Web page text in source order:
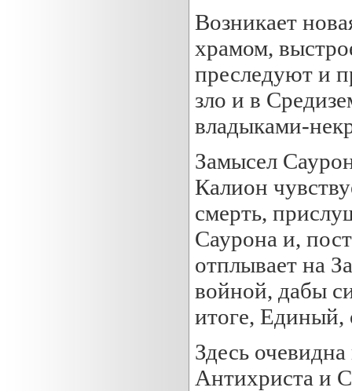
Возникает
храмом,
преследуют и
зло и в
владыками-
Замысел
Калион
смерть,
Саурона и,
отплывает на
войной, дабы
итоге,
Здесь
Антихриста и